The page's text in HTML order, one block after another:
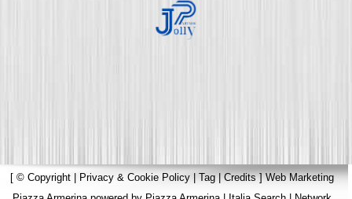
[ © Copyright | Privacy & Cookie Policy | Tag|Credits]Web Marketing